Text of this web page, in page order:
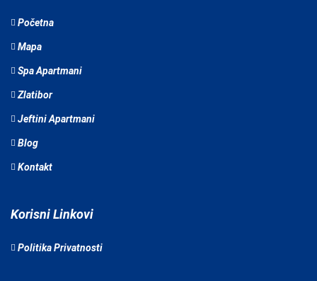
Početna
Mapa
Spa Apartmani
Zlatibor
Jeftini Apartmani
Blog
Kontakt
Korisni Linkovi
Politika Privatnosti